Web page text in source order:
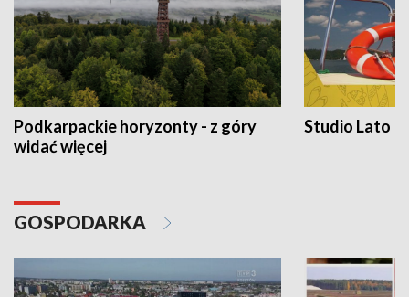
Podkarpackie horyzonty - z góry
widać więcej
Studio Lato
GOSPODARKA